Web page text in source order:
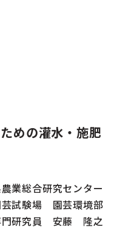
めの灌水・施肥
業総合研究センター
芸試験場 園芸環境部
門研究員 安藤 隆之